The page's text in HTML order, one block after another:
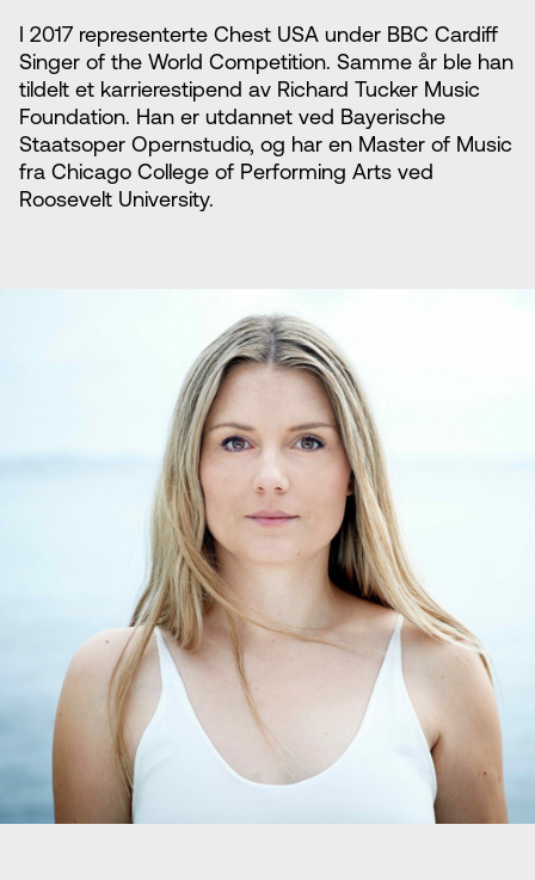
I 2017 representerte Chest USA under BBC Cardiff
Singer of the World Competition. Samme år ble han
tildelt et karrierestipend av Richard Tucker Music
Foundation. Han er utdannet ved Bayerische
Staatsoper Opernstudio, og har en Master of Music
fra Chicago College of Performing Arts ved
Roosevelt University.